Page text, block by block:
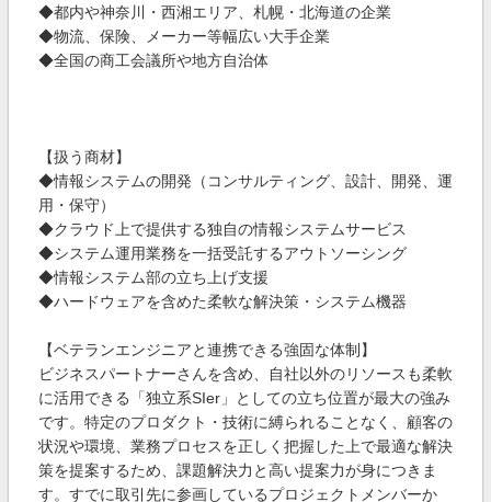
◆都内や神奈川・西湘エリア、札幌・北海道の企業
◆物流、保険、メーカー等幅広い大手企業
◆全国の商工会議所や地方自治体
【扱う商材】
◆情報システムの開発（コンサルティング、設計、開発、運
用・保守）
◆クラウド上で提供する独自の情報システムサービス
◆システム運用業務を一括受託するアウトソーシング
◆情報システム部の立ち上げ支援
◆ハードウェアを含めた柔軟な解決策・システム機器
【ベテランエンジニアと連携できる強固な体制】
ビジネスパートナーさんを含め、自社以外のリソースも柔軟
に活用できる「独立系SIer」としての立ち位置が最大の強み
です。特定のプロダクト・技術に縛られることなく、顧客の
状況や環境、業務プロセスを正しく把握した上で最適な解決
策を提案するため、課題解決力と高い提案力が身につきま
す。すでに取引先に参画しているプロジェクトメンバーか